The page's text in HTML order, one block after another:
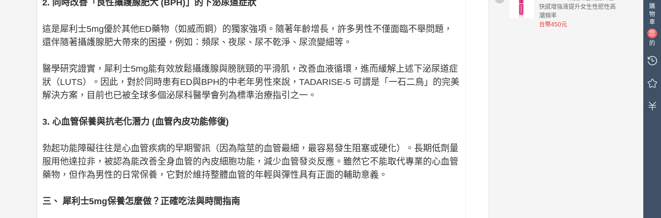
2. 同時改善「良性攝護腺肥大 (BPH)」的下泌尿道症狀
這是犀利士5mg優於其他ED藥物（如威而鋼）的獨家強項。隨著年齡增長，許多男性不僅面臨不舉問題，
還伴隨著攝護腺肥大帶來的困擾，例如：頻尿、夜尿、尿不乾淨、尿流變細等。
醫學研究證實，犀利士5mg能有效放鬆攝護腺與膀胱頸的平滑肌，改善血液循環，進而緩解上述下泌尿道症
狀（LUTS）。因此，對於同時患有ED與BPH的中老年男性來說，TADARISE-5 可謂是「一石二鳥」的完美
解決方案，目前也已被全球多個泌尿科醫學會列為標準治療指引之一。
3. 心血管保養與抗老化潛力 (血管內皮功能修復)
勃起功能障礙往往是心血管疾病的早期警訊（因為陰莖的血管最細，最容易發生阻塞或硬化）。長期低劑量
服用他達拉非，被認為能改善全身血管的內皮細胞功能，減少血管發炎反應。雖然它不能取代專業的心血管
藥物，但作為男性的日常保養，它對於維持整體血管的年輕與彈性具有正面的輔助意義。
三、 犀利士5mg保養怎麼做？正確吃法與時間指南
快感增強液提升女生性慾性高
潮頻率
台幣450元
購
物
車
您
的
物
中
0
件